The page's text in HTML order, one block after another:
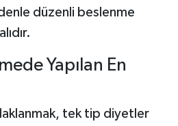
düzenli beslenme
Yapılan En
tek tip diyetler